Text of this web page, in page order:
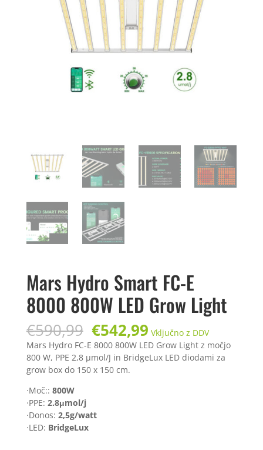
Mars Hydro Smart FC-E
8000 800W LED Grow Light
€590,99 Izvirna
cena
je
bila:
€590,99.
€542,99Trenutna
cena
je:
€542,99.
Vključno z DDV
Mars Hydro FC-E 8000 800W LED Grow Light z močjo
800 W, PPE 2,8 µmol/J in BridgeLux LED diodami za
grow box do 150 x 150 cm.
·Moč:: 800W
·PPE: 2.8μmol/j
·Donos: 2,5g/watt
·LED: BridgeLux